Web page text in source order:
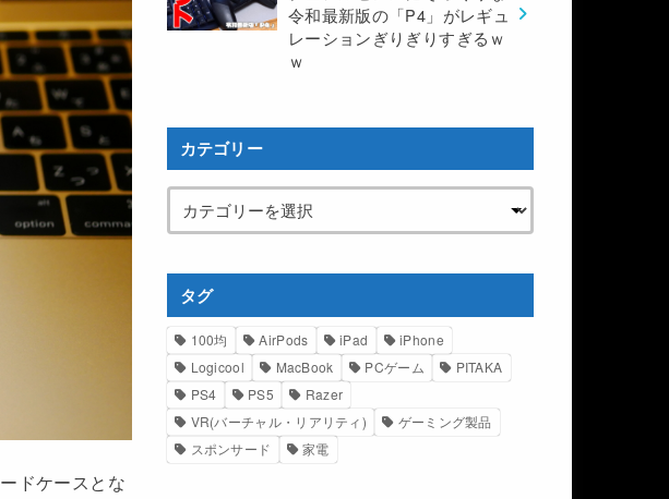
ドケースとな
令和最新版の「P4」がレギュ
レーションぎりぎりすぎるｗ
ｗ
カテゴリー
タグ
100均 AirPods iPad
iPhone
Logicool
MacBook PCゲーム
PITAKA
PS4
PS5
Razer
VR(バーチャル・リアリティ)
ゲーミング製品
スポンサード
家電